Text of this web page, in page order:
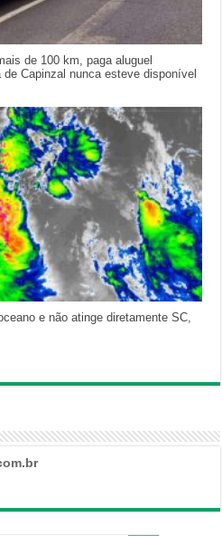
de 100 km, paga aluguel
Capinzal nunca esteve disponível
e não atinge diretamente SC,